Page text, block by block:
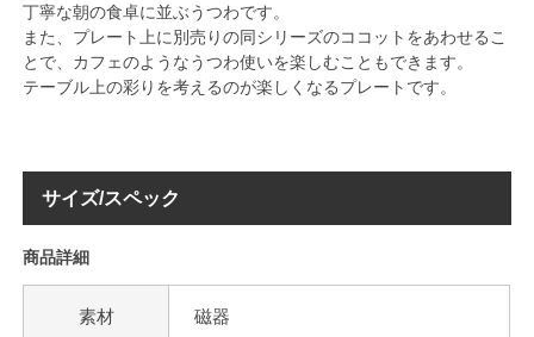
丁寧な朝の食卓に並ぶうつわです。
また、プレート上に別売りの同シリーズのココットをあわせるこ
とで、カフェのようなうつわ使いを楽しむこともできます。
テーブル上の彩りを考えるのが楽しくなるプレートです。
サイズ/スペック
商品詳細
素材 磁器